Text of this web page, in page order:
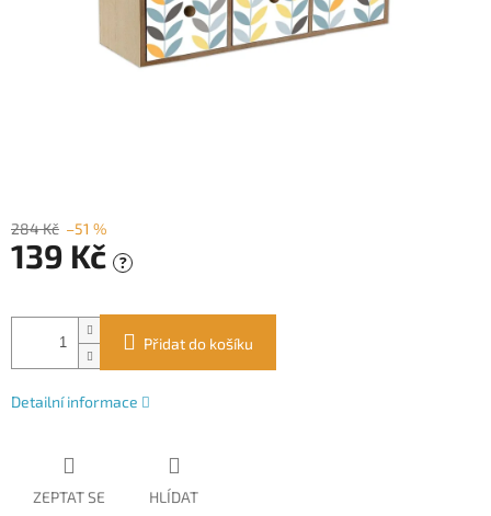
284 Kč –51 %
139 Kč ?
cena:
Přidat do košíku
Detailní informace
ZEPTAT SE HLÍDAT